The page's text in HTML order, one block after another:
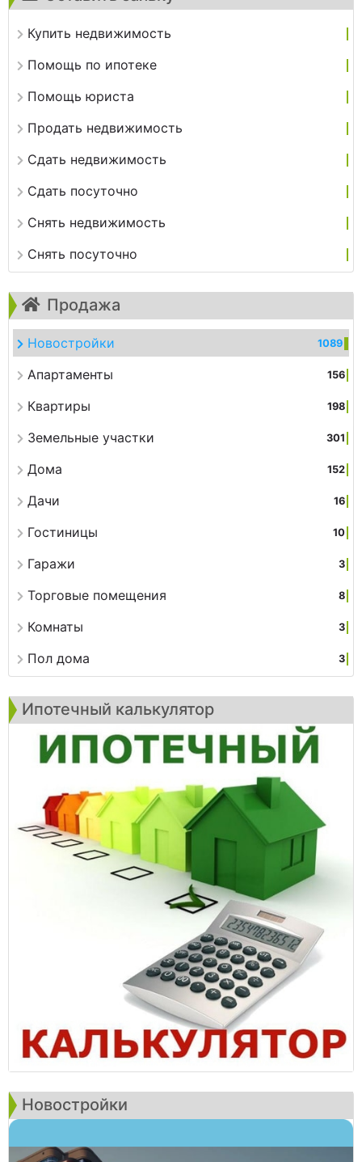
Купить недвижимость
Помощь по ипотеке
Помощь юриста
Продать недвижимость
Сдать недвижимость
Сдать посуточно
Снять недвижимость
Снять посуточно
Продажа
Новостройки 1089
Апартаменты 156
Квартиры 198
Земельные участки 301
Дома 152
Дачи 16
Гостиницы 10
Гаражи 3
Торговые помещения 8
Комнаты 3
Пол дома 3
Ипотечный калькулятор
Новостройки